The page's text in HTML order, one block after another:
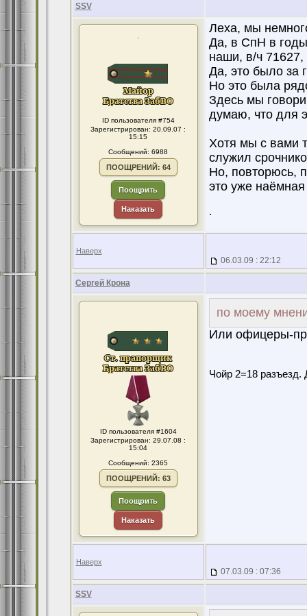
SSV
.
ID пользователя #754
Зарегистрирован: 20.09.07 :
15:15
Сообщений: 6988
ПООЩРЕНИЙ: 64
Поощрить
Наказать
Леха, мы
Да, в СпН в
наши, в/ч 71627,
Да, это было за
Но это была
Здесь мы
думаю, что для
Хотя мы с вами
служил
Но, повторюсь,
это уже
.
Наверх
06.03.09 : 22:12
Сергей Крона
ID пользователя #1604
Зарегистрирован: 29.07.08 :
15:04
Сообщений: 2365
ПООЩРЕНИЙ: 63
Поощрить
Наказать
по моему
Или офицеры-
Чойр 2=18
Наверх
07.03.09 : 07:36
SSV